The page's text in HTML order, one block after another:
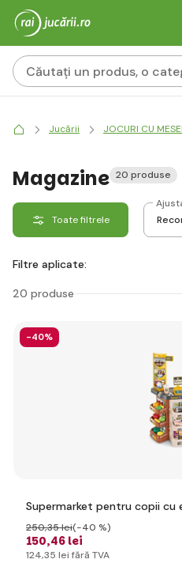
Jucării JOCURI CU
Magazine 20 produse
Toate filtrele
Filtre aplicate:
20 produse
-40%
Supermarket pentru copii
150,46 lei
250,35 lei(-40 %)
124,35 lei fără TVA